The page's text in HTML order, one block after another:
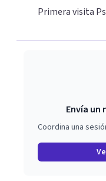
Primera visita
Envía un
Coordina una